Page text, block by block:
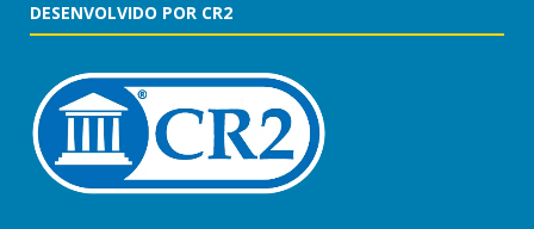
DESENVOLVIDO POR CR2